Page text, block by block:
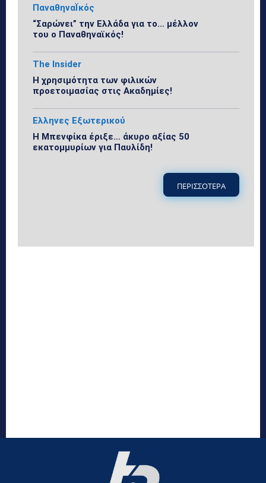
ΠαναθηναΪκός
“Σαρώνει” την Ελλάδα για το… μέλλον
του ο Παναθηναϊκός!
The Insider
Η χρησιμότητα των φιλικών
προετοιμασίας στις Ακαδημίες!
Ελληνες Εξωτερικού
Η Μπενφίκα έριξε… άκυρο αξίας 50
εκατομμυρίων για Παυλίδη!
ΠΕΡΙΣΣΟΤΕΡΑ